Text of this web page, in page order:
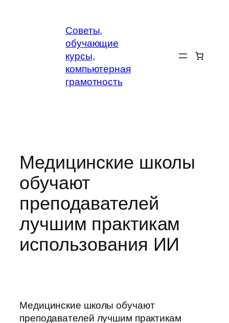
содержимомуСоветы,
обучающие
курсы,
компьютерная
грамотность
Медицинские школы
обучают
преподавателей
лучшим практикам
использования ИИ
Медицинские школы обучают
преподавателей лучшим практикам